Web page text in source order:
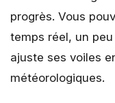
progrès. Vous
temps réel, un
ajuste ses voiles
météorologiques.